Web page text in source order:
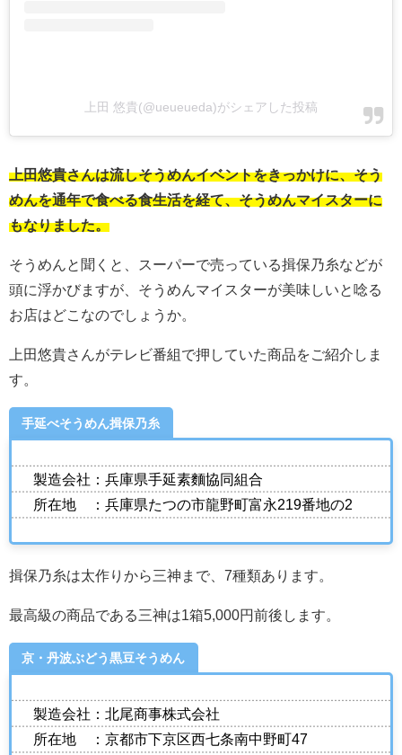
上田 悠貴(@ueueueda)がシェアした投稿
上田悠貴さんは流しそうめんイベントをきっかけに、そう
めんを通年で食べる食生活を経て、そうめんマイスターに
もなりました。
そうめんと聞くと、スーパーで売っている揖保乃糸などが
頭に浮かびますが、そうめんマイスターが美味しいと唸る
お店はどこなのでしょうか。
上田悠貴さんがテレビ番組で押していた商品をご紹介しま
す。
手延べそうめん揖保乃糸
製造会社：兵庫県手延素麵協同組合
所在地 ：兵庫県たつの市龍野町富永219番地の2
揖保乃糸は太作りから三神まで、7種類あります。
最高級の商品である三神は1箱5,000円前後します。
京・丹波ぶどう黒豆そうめん
製造会社：北尾商事株式会社
所在地 ：京都市下京区西七条南中野町47